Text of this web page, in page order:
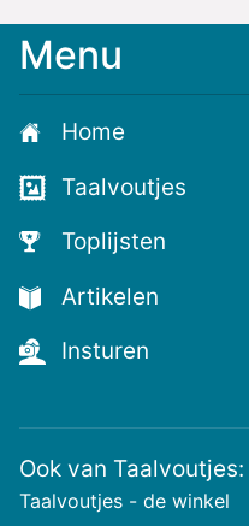
Menu
Home
Taalvoutjes
Toplijsten
Artikelen
Insturen
Ook van Taalvoutjes:
Taalvoutjes - de winkel